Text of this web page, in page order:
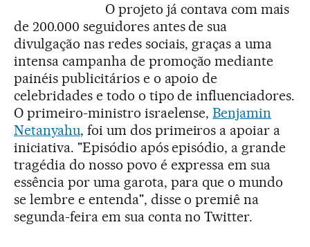
O projeto já contava com mais
de 200.000 seguidores antes de sua
divulgação nas redes sociais, graças a uma
intensa campanha de promoção mediante
painéis publicitários e o apoio de
celebridades e todo o tipo de influenciadores.
O primeiro-ministro israelense,Benjamin
Netanyahu, foi um dos primeiros a apoiar a
iniciativa. "Episódio após episódio, a grande
tragédia do nosso povo é expressa em sua
essência por uma garota, para que o mundo
se lembre e entenda", disse o premiê na
segunda-feira em sua conta no Twitter.